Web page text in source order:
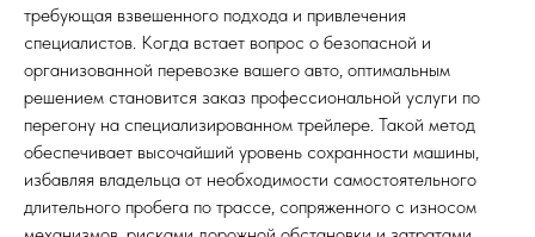
требующая взвешенного подхода и привлечения
специалистов. Когда встает вопрос о безопасной и
организованной перевозке вашего авто, оптимальным
решением становится заказ профессиональной услуги по
перегону на специализированном трейлере. Такой метод
обеспечивает высочайший уровень сохранности машины,
избавляя владельца от необходимости самостоятельного
длительного пробега по трассе, сопряженного с износом